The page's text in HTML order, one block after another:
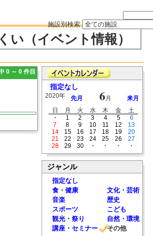
施設別検索
い（イベント情報）
0 ～ 0 件目
指定なし
2020年 先月 6月
来月
日
月 火 水 木 金
土
・
1 2 3 4 5
6
7
8 9 10 11 12
13
14
15 16 17 18 19
20
21
22 23 24 25 26
27
28
29 30 ・ ・ ・ ・
ジャンル
指定なし
食・健康
文化・芸術
音楽
歴史
スポーツ
こども
観光・祭り
自然・環境
講座・セミナー
その他